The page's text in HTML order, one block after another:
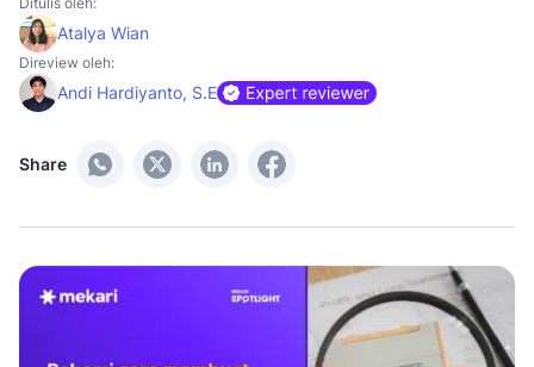
Share
Atalya Wian
Direview oleh:
Andi Hardiyanto, S.E